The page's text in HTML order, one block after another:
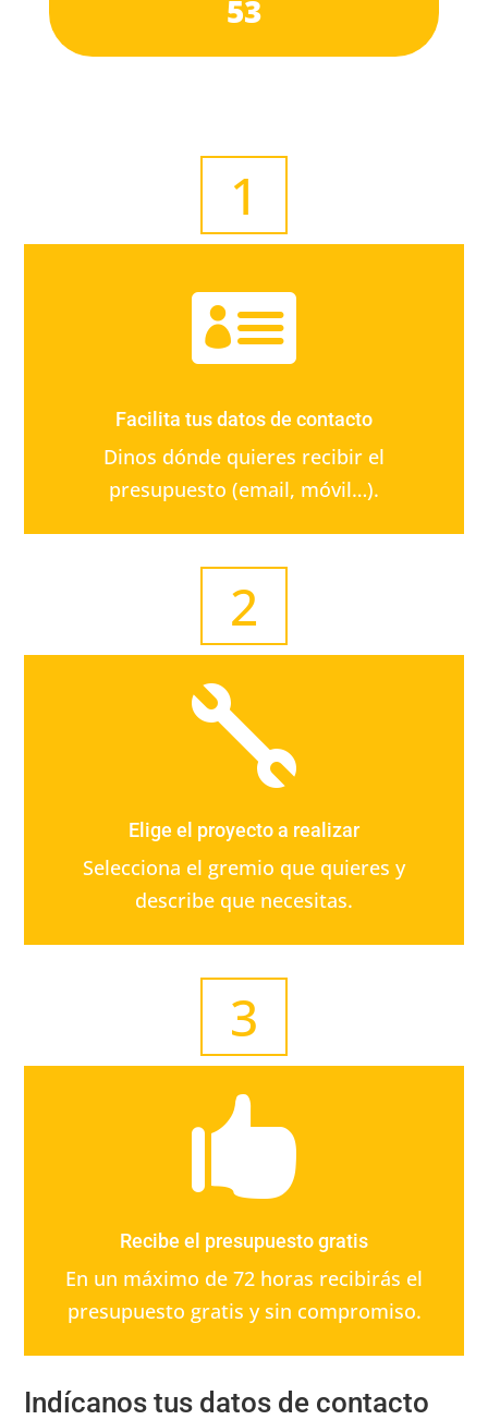
53
1

Facilita tus datos de contacto
Dinos dónde quieres recibir el
presupuesto (email, móvil…).
2

Elige el proyecto a realizar
Selecciona el gremio que quieres y
describe que necesitas.
3

Recibe el presupuesto gratis
En un máximo de 72 horas recibirás el
presupuesto gratis y sin compromiso.
Indícanos tus datos de contacto